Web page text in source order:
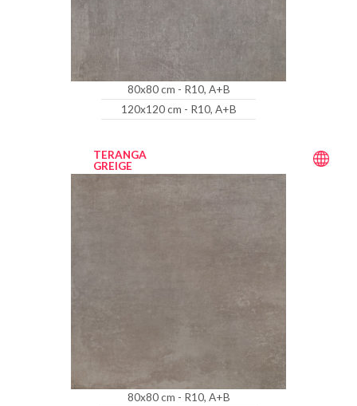
80x80 cm - R10, A+B
120x120 cm - R10, A+B
TERANGA
GREIGE
80x80 cm - R10, A+B